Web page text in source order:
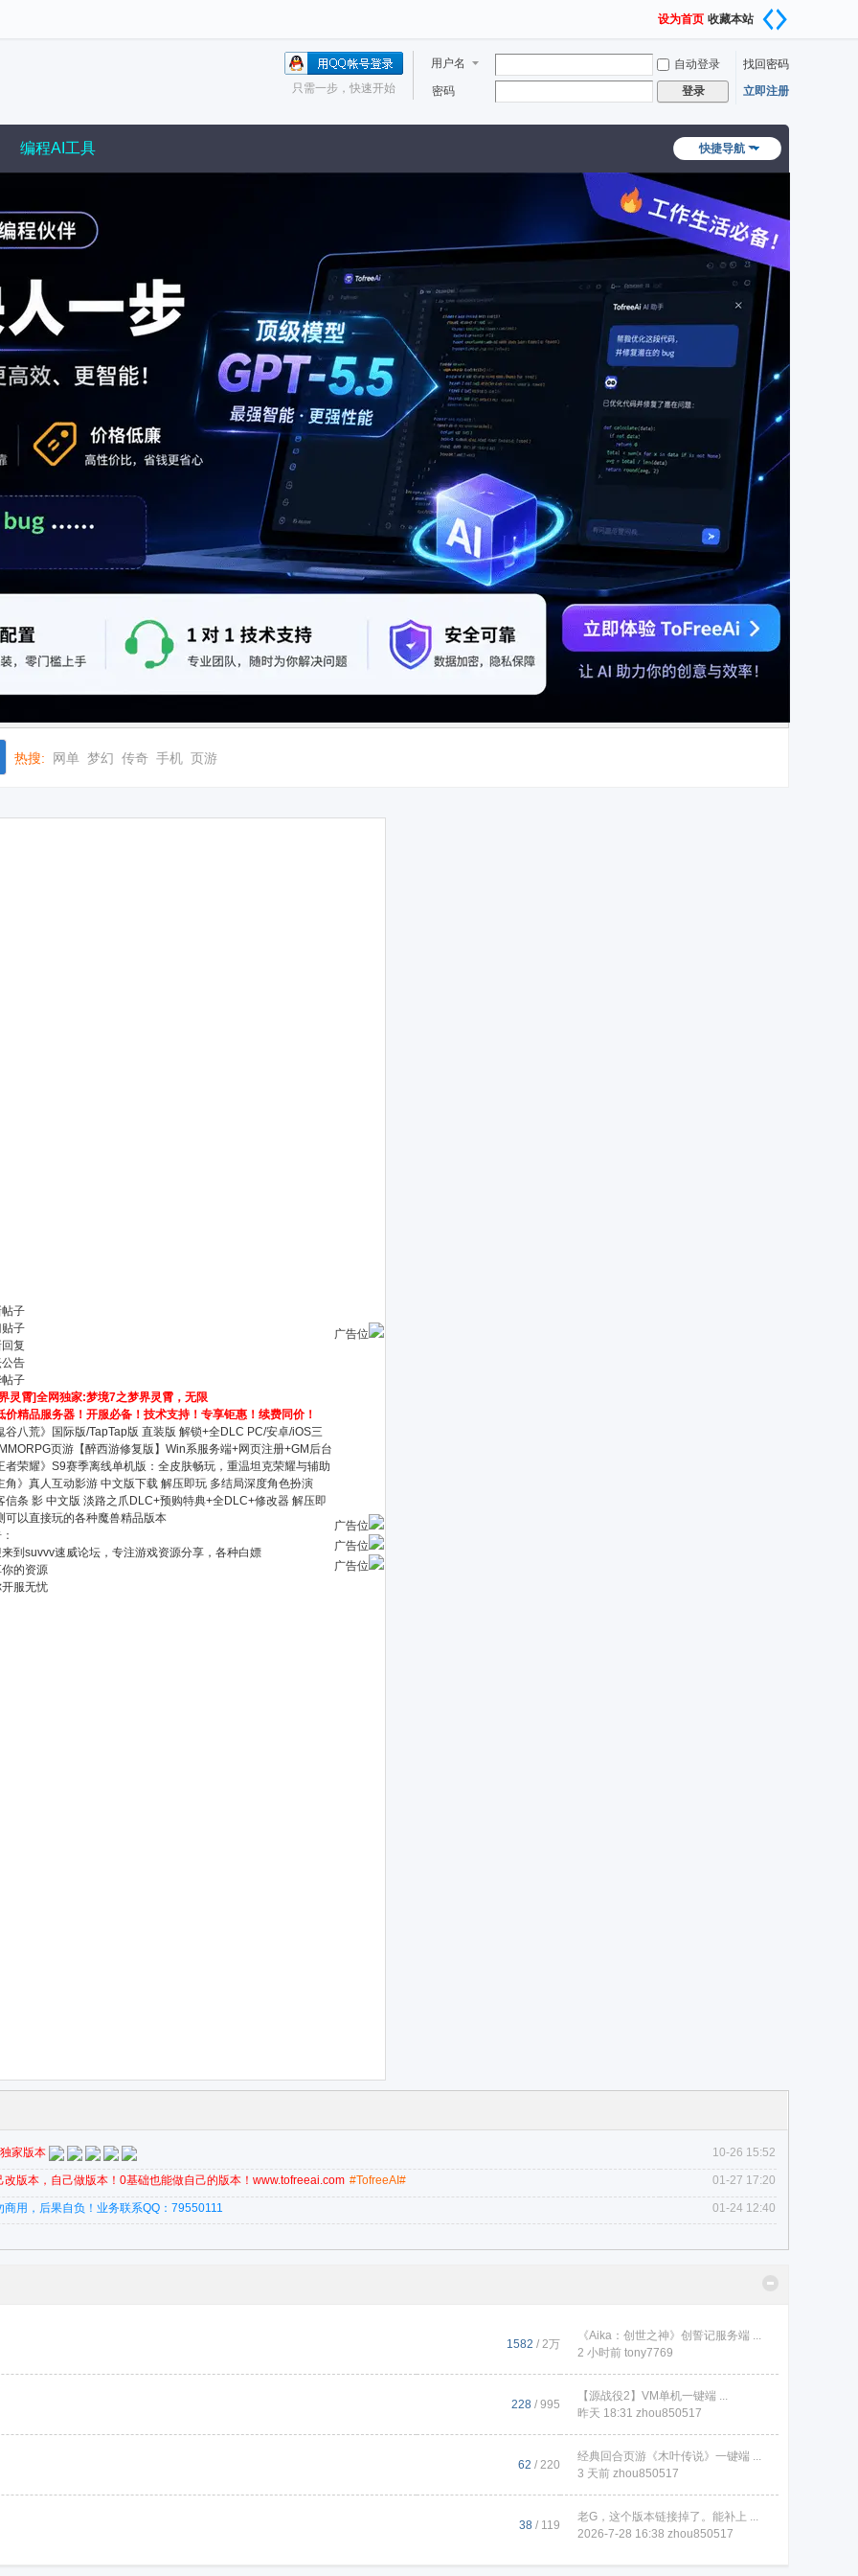
设为首页 收藏本站
用户名 自动登录
找回密码
密码
登录 立即注册
只需一步，快速开始
快捷导航
编程AI工具
热搜: 网单 梦幻 传奇 手机 页游
子
子
复
告
子
灵霄]全网独家:梦境7之梦界灵霄，无限
价精品服务器！开服必备！技术支持！专享钜惠！续费同价！
谷八荒》国际版/TapTap版 直装版 解锁+全DLC PC/安卓/iOS三
页游【醉西游修复版】Win系服务端+网页注册+GM后台
者荣耀》S9赛季离线单机版：全皮肤畅玩，重温坦克荣耀与辅助
角》真人互动影游 中文版下载 解压即玩 多结局深度角色扮演
信条 影 中文版 淡路之爪DLC+预购特典+全DLC+修改器 解压即
可以直接玩的各种魔兽精品版本
到suvvv速威论坛，专注游戏资源分享，各种白嫖
的资源
服无忧
广告位
广告位
广告位
广告位
家版本 10-26 15:52
版本，自己做版本！0基础也能做自己的版本！www.tofreeai.com #TofreeAI# 01-27 17:20
用，后果自负！业务联系QQ：79550111 01-24 12:40
1582 / 2万
《Aika：创世之神》创誓记服务端 ...
2 小时前 tony7769
228 / 995
【源战役2】VM单机一键端 ...
昨天 18:31 zhou850517
62 / 220
经典回合页游《木叶传说》一键端 ...
3 天前 zhou850517
38 / 119
老G，这个版本链接掉了。能补上 ...
2026-7-28 16:38 zhou850517